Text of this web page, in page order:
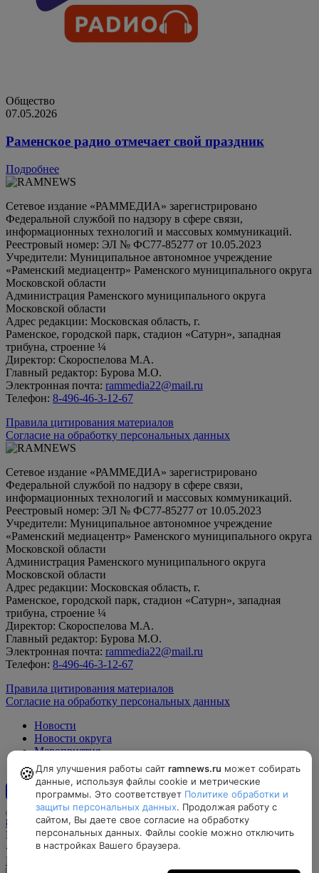
Общество
07.05.2026
Раменское радио отмечает свой праздник
Подробнее
Сетевое издание «РАММЕДИА» зарегистрировано
Федеральной службой по надзору в сфере связи,
информационных технологий и массовых коммуникаций.
Реестровый номер: ЭЛ № ФС77-85277 от 10.05.2023
Учредители: Муниципальное автономное учреждение
«Раменский медиацентр» Раменского муниципального округа
Московской области
Администрация Раменского муниципального округа
Московской области
Адрес редакции: Московская область, г.
Раменское, городской парк, стадион «Сатурн», западная
трибуна, строение ¼
Директор: Скороспелова М.А.
Главный редактор: Бурова М.О.
Электронная почта: rammedia22@mail.ru
Телефон: 8-496-46-3-12-67
Правила цитирования материалов
Согласие на обработку персональных данных
Сетевое издание «РАММЕДИА» зарегистрировано
Федеральной службой по надзору в сфере связи,
информационных технологий и массовых коммуникаций.
Реестровый номер: ЭЛ № ФС77-85277 от 10.05.2023
Учредители: Муниципальное автономное учреждение
«Раменский медиацентр» Раменского муниципального округа
Московской области
Администрация Раменского муниципального округа
Московской области
Адрес редакции: Московская область, г.
Раменское, городской парк, стадион «Сатурн», западная
трибуна, строение ¼
Директор: Скороспелова М.А.
Главный редактор: Бурова М.О.
Электронная почта: rammedia22@mail.ru
Телефон: 8-496-46-3-12-67
Правила цитирования материалов
Согласие на обработку персональных данных
Новости
Новости округа
Мероприятия
Официально
12+
8-496-46-3-12-67, rammedia22@mail.ru
Московская область, г. Раменское, городской парк, стадион
«Сатурн», западная трибуна, строение ¼
Найти на карте
🍪 Для улучшения работы сайт ramnews.ru может собирать
данные, используя файлы cookie и метрические
программы. Это соответствует Политике обработки и
защиты персональных данных. Продолжая работу с
сайтом, Вы даете свое согласие на обработку
персональных данных. Файлы cookie можно отключить
в настройках Вашего браузера.